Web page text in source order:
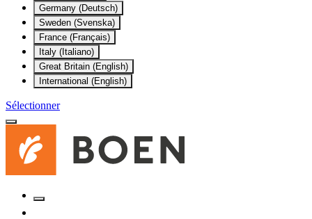
Germany (Deutsch)
Sweden (Svenska)
France (Français)
Italy (Italiano)
Great Britain (English)
International (English)
Sélectionner